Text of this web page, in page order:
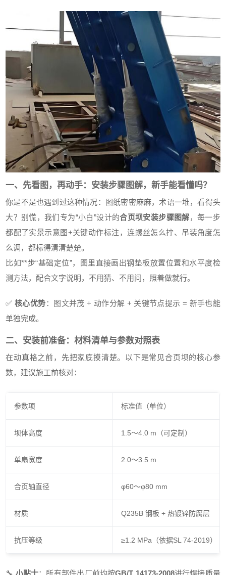
一、先看图，再动手：安装步骤图解，新手能看懂吗？
你是不是也遇到过这种情况：图纸密密麻麻，术语一堆，看得头
大？别慌，我们专为“小白”设计的合页坝安装步骤图解，每一步
都配了实景示意图+关键动作标注，连螺丝怎么拧、吊装角度怎
么调，都标得清清楚楚。
比如**步“基础定位”，图里直接画出钢垫板放置位置和水平度检
测方法，配合文字说明，不用猜、不用问，照着做就行。
✅核心优势：图文并茂 + 动作分解 + 关键节点提示 = 新手也能
单独完成。
二、安装前准备：材料清单与参数对照表
在动真格之前，先把家底摸清楚。以下是常见合页坝的核心参
数，建议施工前核对：
参数项 标准值（单位）
坝体高度 1.5～4.0 m（可定制）
单扇宽度 2.0～3.5 m
合页轴直径 φ60～φ80 mm
材质 Q235B 钢板 + 热镀锌防腐层
抗压等级 ≥1.2 MPa（依据SL 74-2019）
🔧 小贴士：所有部件出厂前均按GB/T 14173-2008进行焊接质量